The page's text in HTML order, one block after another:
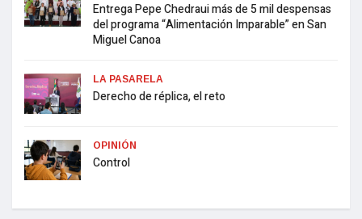
Entrega Pepe Chedraui más de 5 mil despensas
del programa “Alimentación Imparable” en San
Miguel Canoa
LA PASARELA
Derecho de réplica, el reto
OPINIÓN
Control